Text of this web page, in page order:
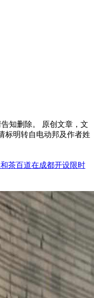
知删除。 原创文章，文
标明转自电动邦及作者姓
茶百道在成都开设限时